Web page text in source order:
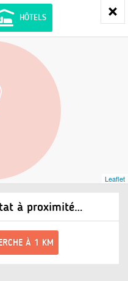
HÔTELS
à proximité…
À 1 KM
Leaflet